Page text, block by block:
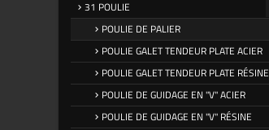
31 POULIE
POULIE DE PALIER
POULIE GALET TENDEUR PLATE ACIER
POULIE GALET TENDEUR PLATE RÉSINE
POULIE DE GUIDAGE EN "V" ACIER
POULIE DE GUIDAGE EN "V" RÉSINE